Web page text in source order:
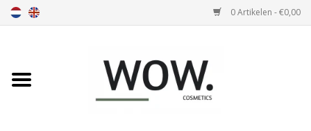
0 Artikelen - €0,00